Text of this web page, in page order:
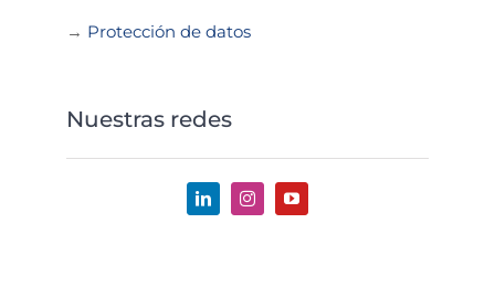
→ Protección de datos
Nuestras redes